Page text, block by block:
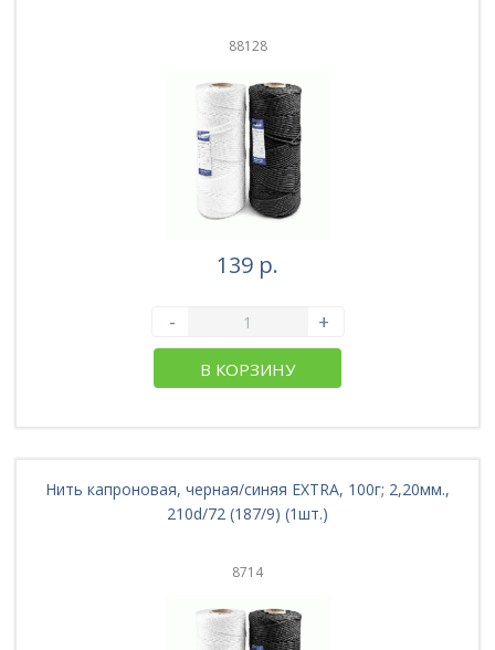
88128
139 р.
- +
В КОРЗИНУ
Нить капроновая, черная/синяя EXTRA, 100г; 2,20мм.,
210d/72 (187/9) (1шт.)
8714